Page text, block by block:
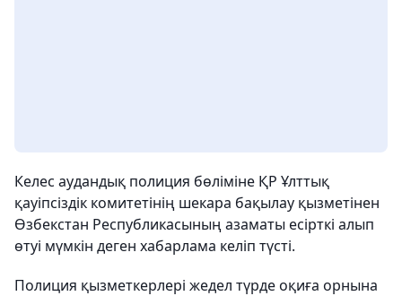
Келес аудандық полиция бөліміне ҚР Ұлттық
қауіпсіздік комитетінің шекара бақылау қызметінен
Өзбекстан Республикасының азаматы есірткі алып
өтуі мүмкін деген хабарлама келіп түсті.
Полиция қызметкерлері жедел түрде оқиға орнына